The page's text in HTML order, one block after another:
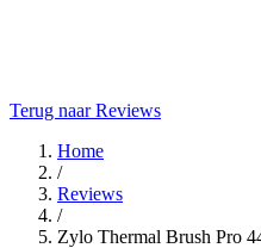
Terug naar Reviews
Home
/
Reviews
/
Zylo Thermal Brush Pro